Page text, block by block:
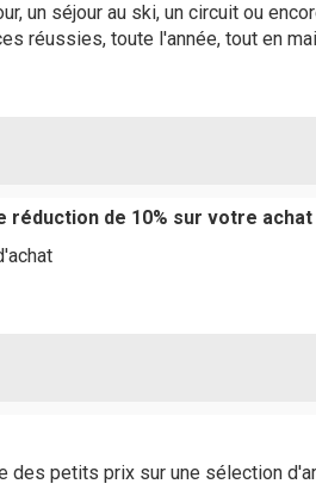
un séjour au ski, un circuit ou
réussies, toute l'année, tout en
réduction de 10% sur votre achat
des petits prix sur une sélection